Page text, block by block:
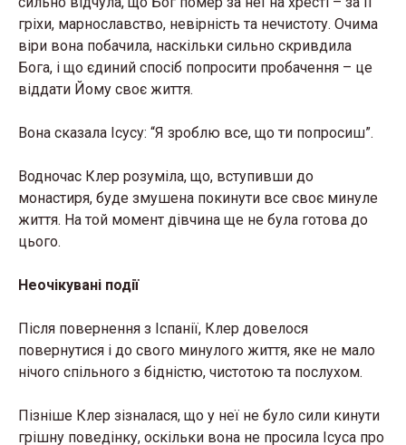
гріхи, марнославство, невірність та нечистоту. Очима
віри вона побачила, наскільки сильно скривдила
Бога, і що єдиний спосіб попросити пробачення – це
віддати Йому своє життя.
Вона сказала Ісусу: “Я зроблю все, що ти попросиш”.
Водночас Клер розуміла, що, вступивши до
монастиря, буде змушена покинути все своє минуле
життя. На той момент дівчина ще не була готова до
цього.
Неочікувані події
Після повернення з Іспанії, Клер довелося
повернутися і до свого минулого життя, яке не мало
нічого спільного з бідністю, чистотою та послухом.
Пізніше Клер зізналася, що у неї не було сили кинути
грішну поведінку, оскільки вона не просила Ісуса про